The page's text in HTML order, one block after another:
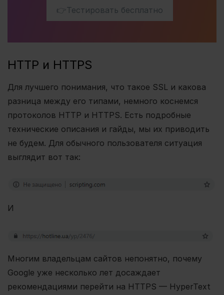
👉Тестировать бесплатно
HTTP и HTTPS
Для лучшего понимания, что такое SSL и какова
разница между его типами, немного коснемся
протоколов HTTP и HTTPS. Есть подробные
технические описания и гайды, мы их приводить
не будем. Для обычного пользователя ситуация
выглядит вот так:
И
Многим владельцам сайтов непонятно, почему
Google уже несколько лет досаждает
рекомендациями перейти на HTTPS — HyperText